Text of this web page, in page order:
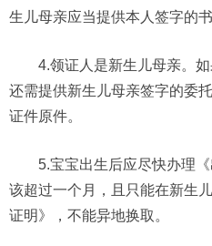
生儿母亲应当提供本人签字的书
4.领证人是新生儿母亲。
还需提供新生儿母亲签字的委
证件原件。
5.宝宝出生后应尽快办理
该超过一个月，且只能在新生
证明》，不能异地换取。